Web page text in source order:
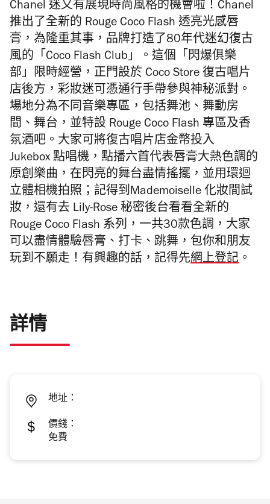
Chanel 迷又有展現時尚風格的機會啦！Chanel
推出了全新的 Rouge Coco Flash 透亮光感唇
膏，為隆重其事，品牌打造了80年代迷幻復古
風的「Coco Flash Club」。這個「閃爆俱樂
部」限時經營，正門設於 Coco Store 復古唱片
店後方，彩妝迷可憑通行手帶參與神秘派對。
場地分為不同音樂專區，包括舞池、舞動房
間、舞台，並特設 Rouge Coco Flash 專區及香
氛酒吧。大家可將復古唱片店金幣投入
Jukebox 點唱機，點播六首代表唇膏大熱色調的
原創樂曲，在閃亮的舞台盡情搖擺，並用環迴
立體相機拍照；記得到Mademoiselle 化妝間試
妝，還有去 Lily-Rose 秘密後台看看全新的
Rouge Coco Flash 系列，一共30款色調，大家
可以盡情體驗唇膏、打卡、跳舞，包你和朋友
玩到不願走！有興趣的話，記得先網上登記 。
詳情
地址：
價錢：
免費